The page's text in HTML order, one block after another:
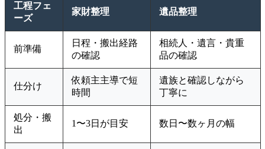
工程フェ
ーズ
家財整理 遺品整理
前準備
日程・搬出経路
の確認
相続人・遺言・貴重
品の確認
仕分け
依頼主主導で短
時間
遺族と確認しながら
丁寧に
処分・搬
出
1〜3日が目安 数日〜数ヶ月の幅